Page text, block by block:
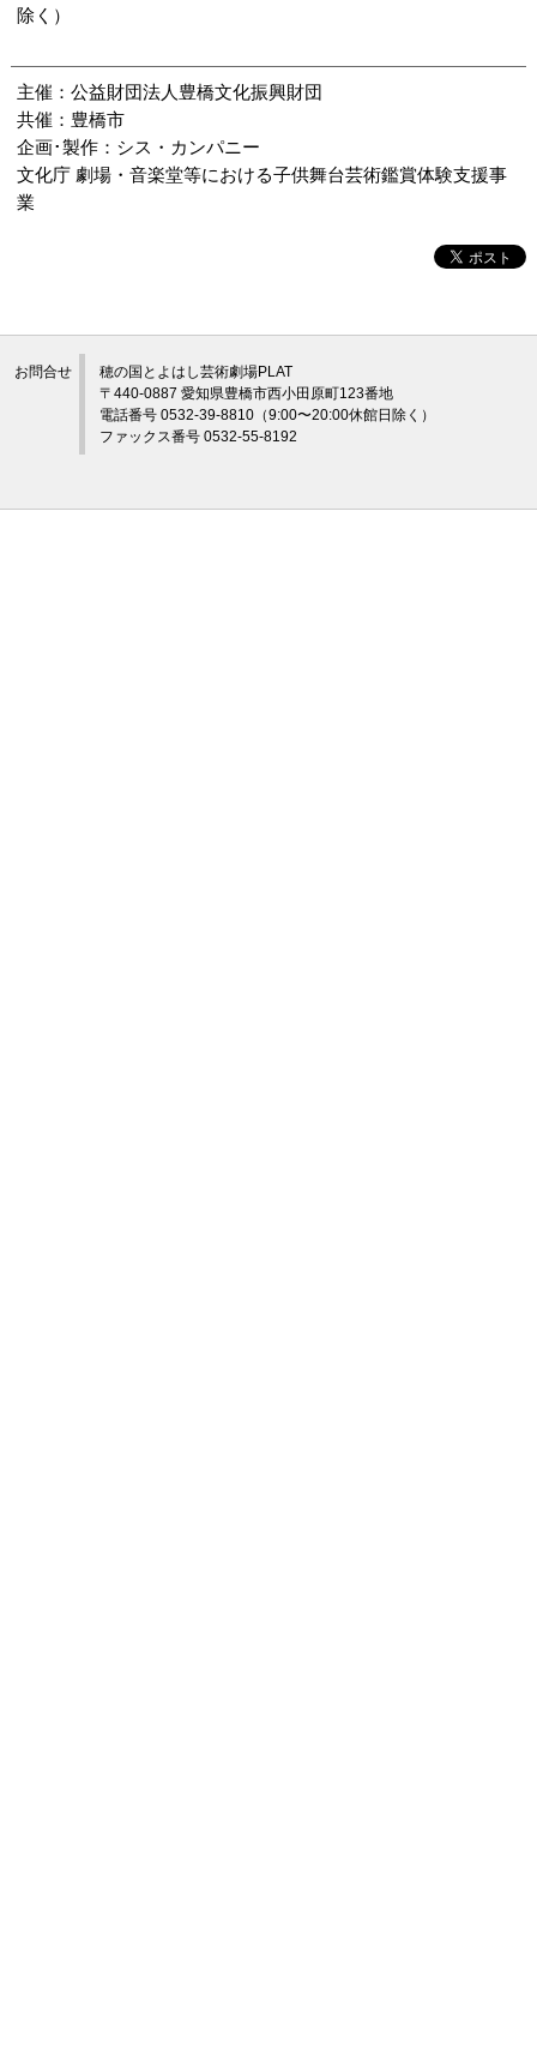
除く）
主催：公益財団法人豊橋文化振興財団
共催：豊橋市
企画･製作：シス・カンパニー
文化庁 劇場・音楽堂等における子供舞台芸術鑑賞体験支援事
業
お問合せ
穂の国とよはし芸術劇場PLAT
〒440-0887 愛知県豊橋市西小田原町123番地
電話番号 0532-39-8810（9:00〜20:00休館日除く）
ファックス番号 0532-55-8192